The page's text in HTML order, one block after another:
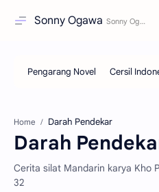
Sonny Ogawa
Home Darah Pendekar
Darah
Cerita silat Mandarin karya Kho
32